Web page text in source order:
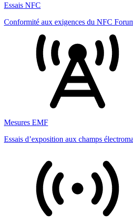
Essais NFC
Conformité aux exigences du NFC
Mesures EMF
Essais d’exposition aux champs